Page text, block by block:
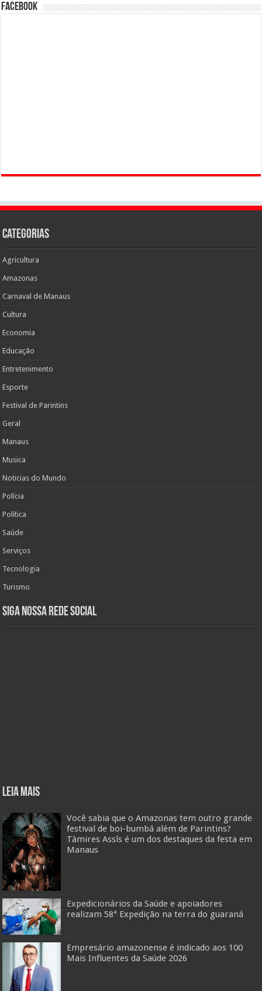
Facebook
Categorias
Agricultura
Amazonas
Carnaval de Manaus
Cultura
Economia
Educação
Entretenimento
Esporte
Festival de Parintins
Geral
Manaus
Musica
Noticias do Mundo
Polícia
Política
Saúde
Serviços
Tecnologia
Turismo
Siga nossa rede social
Leia mais
Você sabia que o Amazonas tem outro grande
festival de boi-bumbá além de Parintins?
Tàmires Assîs é um dos destaques da festa em
Manaus
Expedicionários da Saúde e apoiadores
realizam 58ª Expedição na terra do guaraná
Empresário amazonense é indicado aos 100
Mais Influentes da Saúde 2026